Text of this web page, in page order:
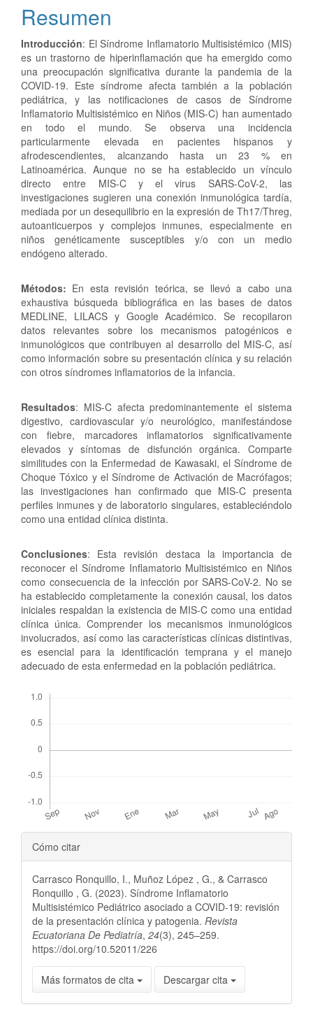
Resumen
Introducción: El Síndrome Inflamatorio Multisistémico (MIS)
es un trastorno de hiperinflamación que ha emergido como
una preocupación significativa durante la pandemia de la
COVID-19. Este síndrome afecta también a la población
pediátrica, y las notificaciones de casos de Síndrome
Inflamatorio Multisistémico en Niños (MIS-C) han aumentado
en todo el mundo. Se observa una incidencia
particularmente elevada en pacientes hispanos y
afrodescendientes, alcanzando hasta un 23 % en
Latinoamérica. Aunque no se ha establecido un vínculo
directo entre MIS-C y el virus SARS-CoV-2, las
investigaciones sugieren una conexión inmunológica tardía,
mediada por un desequilibrio en la expresión de Th17/Threg,
autoanticuerpos y complejos inmunes, especialmente en
niños genéticamente susceptibles y/o con un medio
endógeno alterado.
Métodos: En esta revisión teórica, se llevó a cabo una
exhaustiva búsqueda bibliográfica en las bases de datos
MEDLINE, LILACS y Google Académico. Se recopilaron
datos relevantes sobre los mecanismos patogénicos e
inmunológicos que contribuyen al desarrollo del MIS-C, así
como información sobre su presentación clínica y su relación
con otros síndromes inflamatorios de la infancia.
Resultados: MIS-C afecta predominantemente el sistema
digestivo, cardiovascular y/o neurológico, manifestándose
con fiebre, marcadores inflamatorios significativamente
elevados y síntomas de disfunción orgánica. Comparte
similitudes con la Enfermedad de Kawasaki, el Síndrome de
Choque Tóxico y el Síndrome de Activación de Macrófagos;
las investigaciones han confirmado que MIS-C presenta
perfiles inmunes y de laboratorio singulares, estableciéndolo
como una entidad clínica distinta.
Conclusiones: Esta revisión destaca la importancia de
reconocer el Síndrome Inflamatorio Multisistémico en Niños
como consecuencia de la infección por SARS-CoV-2. No se
ha establecido completamente la conexión causal, los datos
iniciales respaldan la existencia de MIS-C como una entidad
clínica única. Comprender los mecanismos inmunológicos
involucrados, así como las características clínicas distintivas,
es esencial para la identificación temprana y el manejo
adecuado de esta enfermedad en la población pediátrica.
Detalles
del
artículo
Cómo citar
Carrasco Ronquillo, I., Muñoz López , G., & Carrasco
Ronquillo , G. (2023). Síndrome Inflamatorio
Multisistémico Pediátrico asociado a COVID-19: revisión
de la presentación clínica y patogenia. Revista
Ecuatoriana De Pediatría, 24(3), 245–259.
https://doi.org/10.52011/226
Más formatos de cita Descargar cita